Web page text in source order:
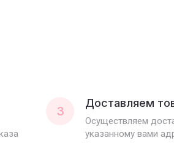
3
Доставляем
Осуществляем
указанному вами